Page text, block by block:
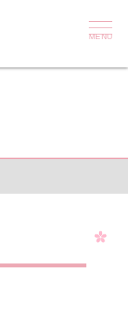
MENU